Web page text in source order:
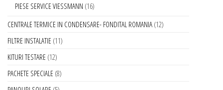
PIESE SERVICE VIESSMANN 16
CENTRALE TERMICE IN CONDENSARE- FONDITAL ROMANIA 12
FILTRE INSTALATIE 11
KITURI TESTARE 12
PACHETE SPECIALE 8